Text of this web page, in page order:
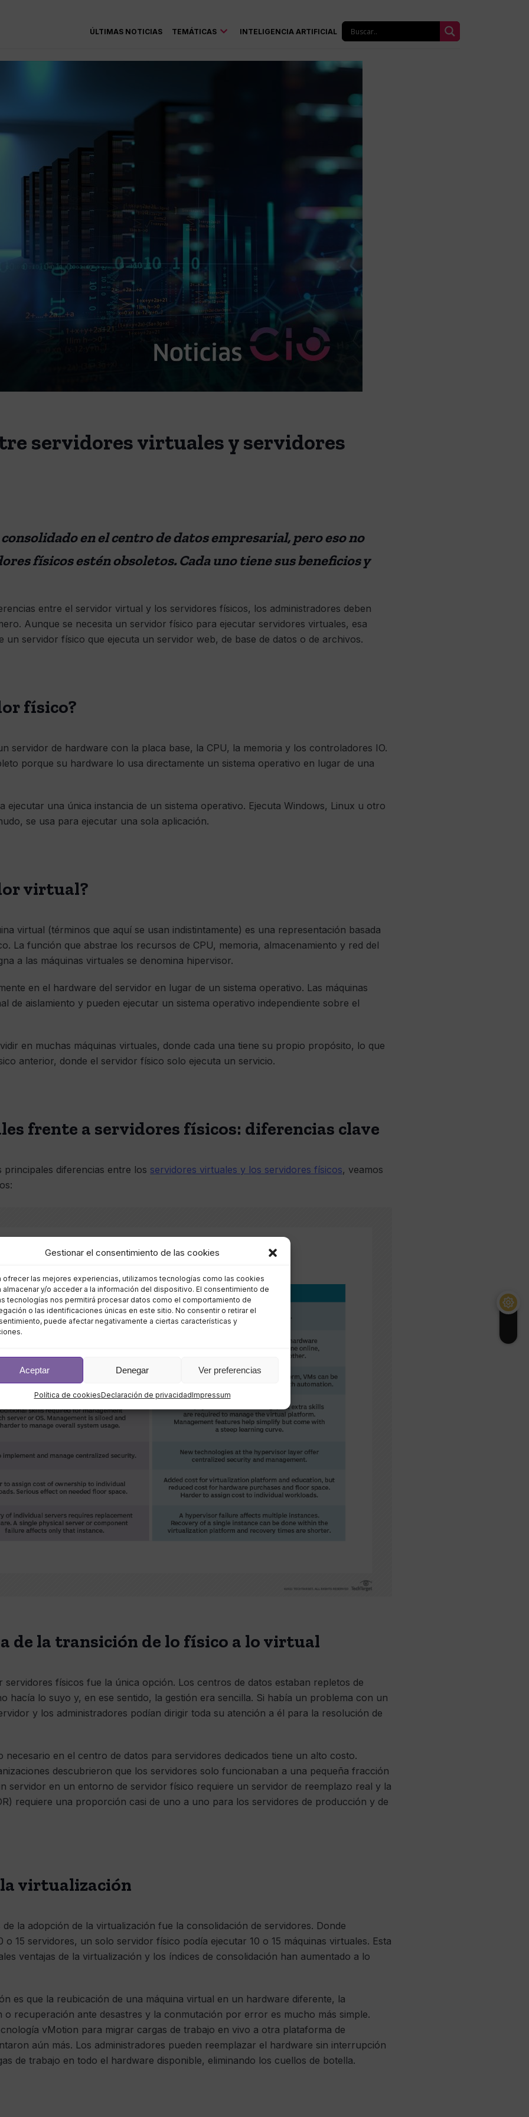
Gestionar el consentimiento de las cookies
ofrecer las mejores experiencias, utilizamos tecnologías como las cookies
almacenar y/o acceder a la información del dispositivo. El consentimiento de
tecnologías nos permitirá procesar datos como el comportamiento de
o las identificaciones únicas en este sitio. No consentir o retirar el
puede afectar negativamente a ciertas características y
Aceptar Denegar Ver preferencias
Política de cookiesDeclaración de privacidadImpressum
ÚLTIMAS NOTICIAS TEMÁTICAS INTELIGENCIA ARTIFICIAL
servidores virtuales y servidores
en el centro de datos empresarial, pero eso no
físicos estén obsoletos. Cada uno tiene sus beneficios y
entre el servidor virtual y los servidores físicos, los administradores deben
Aunque se necesita un servidor físico para ejecutar servidores virtuales, esa
un servidor físico que ejecuta un servidor web, de base de datos o de archivos.
físico?
servidor de hardware con la placa base, la CPU, la memoria y los controladores IO.
porque su hardware lo usa directamente un sistema operativo en lugar de una
ejecutar una única instancia de un sistema operativo. Ejecuta Windows, Linux u otro
se usa para ejecutar una sola aplicación.
virtual?
virtual (términos que aquí se usan indistintamente) es una representación basada
La función que abstrae los recursos de CPU, memoria, almacenamiento y red del
a las máquinas virtuales se denomina hipervisor.
en el hardware del servidor en lugar de un sistema operativo. Las máquinas
de aislamiento y pueden ejecutar un sistema operativo independiente sobre el
en muchas máquinas virtuales, donde cada una tiene su propio propósito, lo que
anterior, donde el servidor físico solo ejecuta un servicio.
frente a servidores físicos: diferencias clave
principales diferencias entre los servidores virtuales y los servidores físicos, veamos
de la transición de lo físico a lo virtual
físicos fue la única opción. Los centros de datos estaban repletos de
hacía lo suyo y, en ese sentido, la gestión era sencilla. Si había un problema con un
y los administradores podían dirigir toda su atención a él para la resolución de
necesario en el centro de datos para servidores dedicados tiene un alto costo.
descubrieron que los servidores solo funcionaban a una pequeña fracción
servidor en un entorno de servidor físico requiere un servidor de reemplazo real y la
requiere una proporción casi de uno a uno para los servidores de producción y de
la virtualización
la adopción de la virtualización fue la consolidación de servidores. Donde
o 15 servidores, un solo servidor físico podía ejecutar 10 o 15 máquinas virtuales. Esta
ventajas de la virtualización y los índices de consolidación han aumentado a lo
es que la reubicación de una máquina virtual en un hardware diferente, la
o recuperación ante desastres y la conmutación por error es mucho más simple.
vMotion para migrar cargas de trabajo en vivo a otra plataforma de
aún más. Los administradores pueden reemplazar el hardware sin interrupción
de trabajo en todo el hardware disponible, eliminando los cuellos de botella.